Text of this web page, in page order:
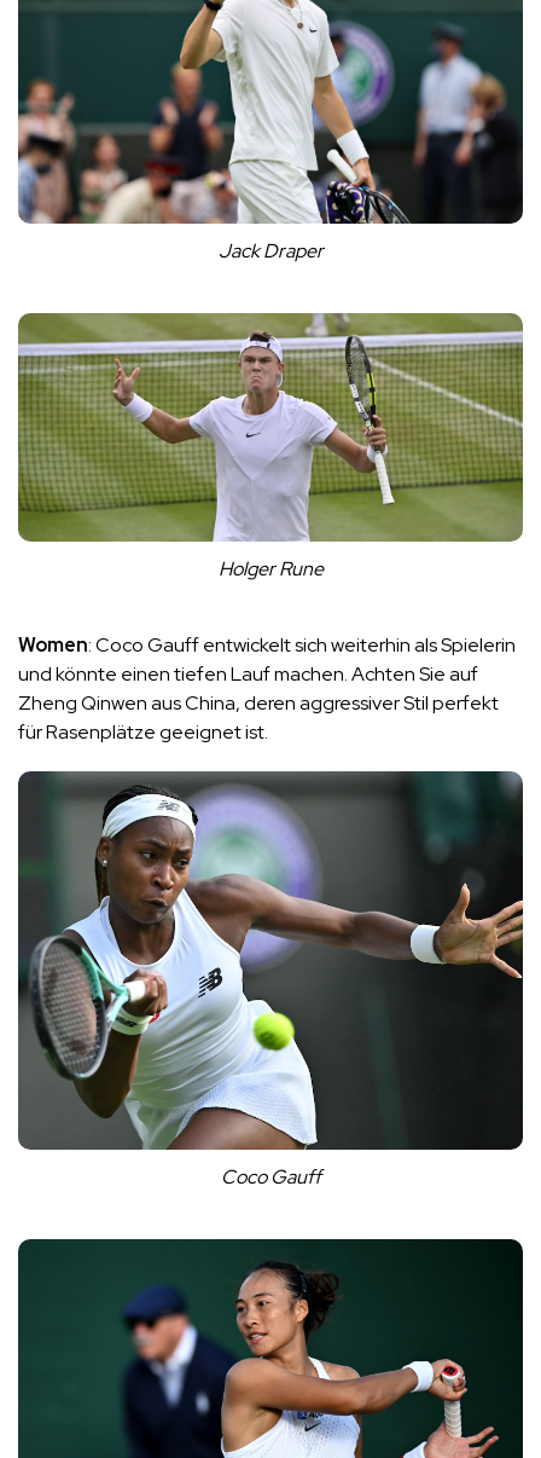
Jack Draper
Holger Rune
Women: Coco Gauff entwickelt sich weiterhin als Spielerin
und könnte einen tiefen Lauf machen. Achten Sie auf
Zheng Qinwen aus China, deren aggressiver Stil perfekt
für Rasenplätze geeignet ist.
Coco Gauff